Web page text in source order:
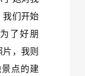
我们开始
了好朋
，我则
点的建